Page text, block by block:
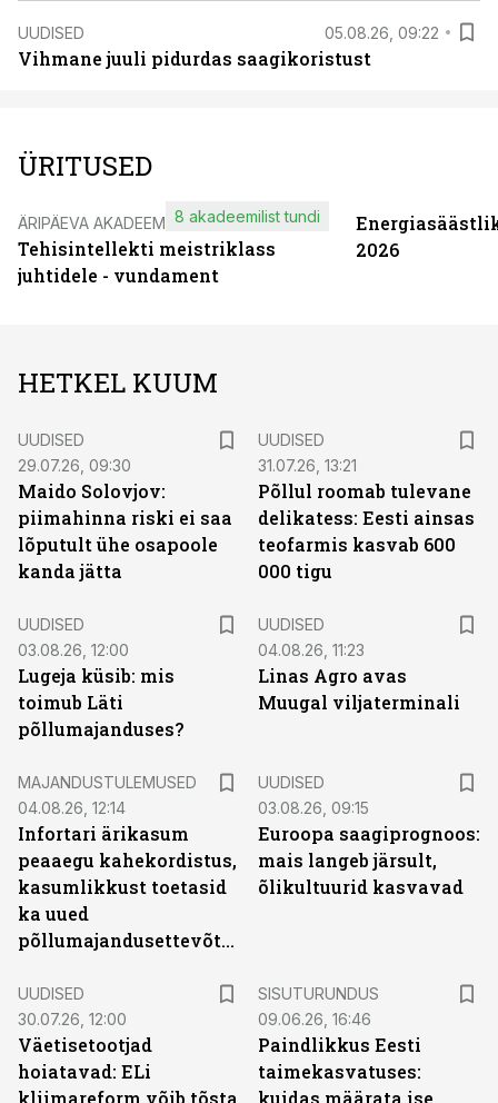
UUDISED 05.08.26, 09:22
Vihmane juuli pidurdas saagikoristust
ÜRITUSED
ÄRIPÄEVA AKADEEMIA
Tehisintellekti meistriklass
juhtidele - vundament
8 akadeemilist tundi
2026
HETKEL KUUM
UUDISED
29.07.26, 09:30
Maido Solovjov:
piimahinna riski ei saa
lõputult ühe osapoole
kanda jätta
UUDISED
31.07.26, 13:21
Põllul roomab tulevane
delikatess: Eesti ainsas
teofarmis kasvab 600
000 tigu
UUDISED
03.08.26, 12:00
Lugeja küsib: mis
toimub Läti
põllumajanduses?
UUDISED
04.08.26, 11:23
Linas Agro avas
Muugal viljaterminali
MAJANDUSTULEMUSED
04.08.26, 12:14
Infortari ärikasum
peaaegu kahekordistus,
kasumlikkust toetasid
ka uued
põllumajandusettevõtted
UUDISED
03.08.26, 09:15
Euroopa saagiprognoos:
mais langeb järsult,
õlikultuurid kasvavad
UUDISED
30.07.26, 12:00
Väetisetootjad
hoiatavad: ELi
kliimareform võib tõsta
SISUTURUNDUS
09.06.26, 16:46
Paindlikkus Eesti
taimekasvatuses:
kuidas määrata ise